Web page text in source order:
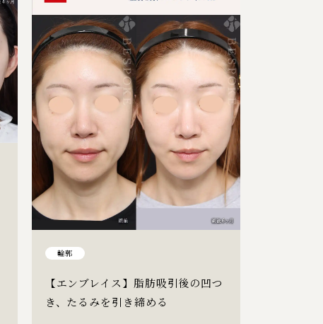
輪郭
【エンブレイス】脂肪吸引後の凹つ
き、たるみを引き締める